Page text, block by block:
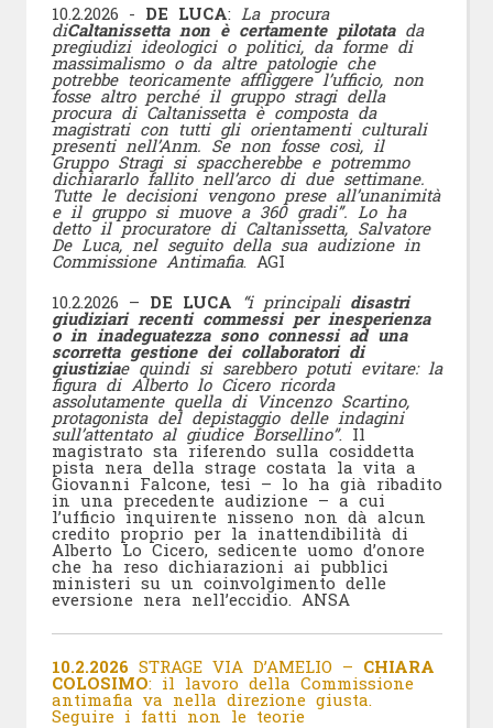
10.2.2026 ​- DE LUCA: La procura
diCaltanissetta non è certamente pilotatada
pregiudizi ideologici o politici, da forme di
massimalismo o da altre patologie che
potrebbe teoricamente affliggere l’ufficio, non
fosse altro perché il gruppo stragi della
procura di Caltanissetta è composta da
magistrati con tutti gli orientamenti culturali
presenti nell’Anm. Se non fosse così, il
Gruppo Stragi si spaccherebbe e potremmo
dichiararlo fallito nell’arco di due settimane.
Tutte le decisioni vengono prese all’unanimità
e il gruppo si muove a 360 gradi”. Lo ha
detto il procuratore di Caltanissetta, Salvatore
De Luca, nel seguito della sua audizione in
Commissione Antimafia. AGI
10.2.2026 – DE LUCA “i principali disastri
giudiziari recenti commessi per inesperienza
o in inadeguatezza sono connessi ad una
scorretta gestione dei collaboratori di
giustiziae quindi si sarebbero potuti evitare: la
figura di Alberto lo Cicero ricorda
assolutamente quella di Vincenzo Scartino,
protagonista del depistaggio delle indagini
sull’attentato al giudice Borsellino”. Il
magistrato sta riferendo sulla cosiddetta
pista nera della strage costata la vita a
Giovanni Falcone, tesi – lo ha già ribadito
in una precedente audizione – a cui
l’ufficio inquirente nisseno non dà alcun
credito proprio per la inattendibilità di
Alberto Lo Cicero, sedicente uomo d’onore
che ha reso dichiarazioni ai pubblici
ministeri su un coinvolgimento delle
eversione nera nell’eccidio. ANSA
10.2.2026STRAGE VIA D’AMELIO – CHIARA
COLOSIMO: il lavoro della Commissione
antimafia va nella direzione giusta.
Seguire i fatti non le teorie